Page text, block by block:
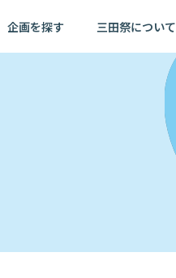
企画を探す 三田祭について